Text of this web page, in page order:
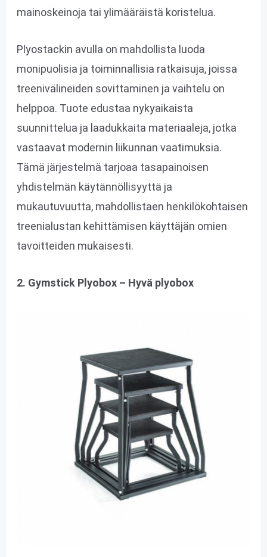
mainoskeinoja tai ylimääräistä koristelua.
Plyostackin avulla on mahdollista luoda
monipuolisia ja toiminnallisia ratkaisuja, joissa
treenivälineiden sovittaminen ja vaihtelu on
helppoa. Tuote edustaa nykyaikaista
suunnittelua ja laadukkaita materiaaleja, jotka
vastaavat modernin liikunnan vaatimuksia.
Tämä järjestelmä tarjoaa tasapainoisen
yhdistelmän käytännöllisyyttä ja
mukautuvuutta, mahdollistaen henkilökohtaisen
treenialustan kehittämisen käyttäjän omien
tavoitteiden mukaisesti.
2. Gymstick Plyobox – Hyvä plyobox